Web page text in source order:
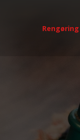
Rengøring